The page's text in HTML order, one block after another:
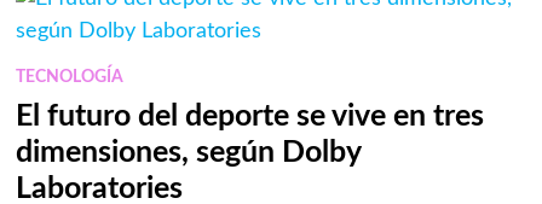
TECNOLOGÍA
El futuro del deporte se vive en tres
dimensiones, según Dolby
Laboratories